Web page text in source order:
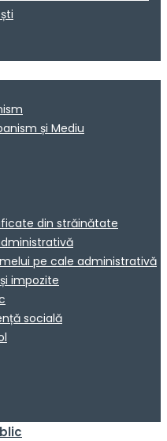
și Mediu
din străinătate
pe cale administrativă
impozite
socială